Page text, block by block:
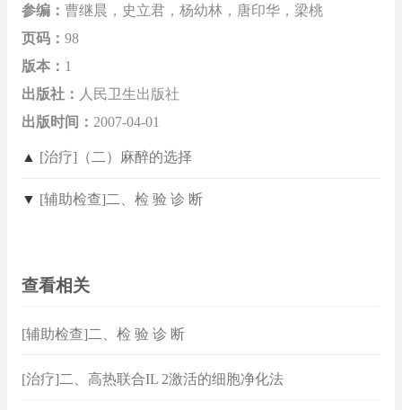
参编： 曹继晨，史立君，杨幼林，唐印华，梁桃
页码： 98
版本： 1
出版社： 人民卫生出版社
出版时间： 2007-04-01
▲ [治疗]（二）麻醉的选择
▼ [辅助检查]二、检 验 诊 断
查看相关
[辅助检查]二、检 验 诊 断
[治疗]二、高热联合IL 2激活的细胞净化法